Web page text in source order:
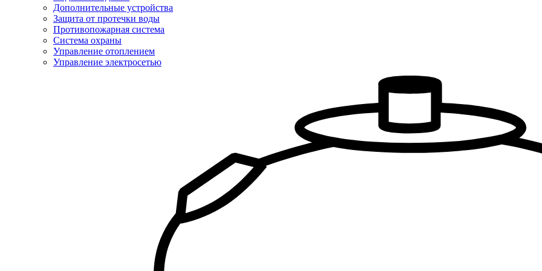
Дополнительные устройства
Защита от протечки воды
Противопожарная система
Система охраны
Управление отоплением
Управление электросетью